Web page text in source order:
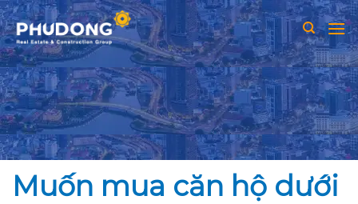
Skip
to
content
Muốn mua căn hộ dưới